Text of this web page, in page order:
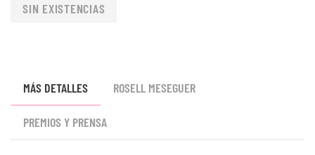
SIN EXISTENCIAS
MÁS DETALLES ROSELL MESEGUER
PREMIOS Y PRENSA